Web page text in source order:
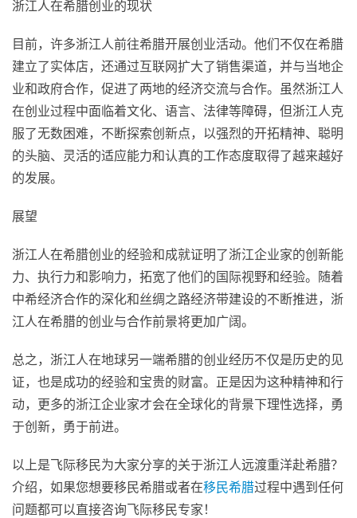
浙江人在希腊创业的现状
目前，许多浙江人前往希腊开展创业活动。他们不仅在希腊
建立了实体店，还通过互联网扩大了销售渠道，并与当地企
业和政府合作，促进了两地的经济交流与合作。虽然浙江人
在创业过程中面临着文化、语言、法律等障碍，但浙江人克
服了无数困难，不断探索创新点，以强烈的开拓精神、聪明
的头脑、灵活的适应能力和认真的工作态度取得了越来越好
的发展。
展望
浙江人在希腊创业的经验和成就证明了浙江企业家的创新能
力、执行力和影响力，拓宽了他们的国际视野和经验。随着
中希经济合作的深化和丝绸之路经济带建设的不断推进，浙
江人在希腊的创业与合作前景将更加广阔。
总之，浙江人在地球另一端希腊的创业经历不仅是历史的见
证，也是成功的经验和宝贵的财富。正是因为这种精神和行
动，更多的浙江企业家才会在全球化的背景下理性选择，勇
于创新，勇于前进。
以上是飞际移民为大家分享的关于浙江人远渡重洋赴希腊？
介绍，如果您想要移民希腊或者在移民希腊过程中遇到任何
问题都可以直接咨询飞际移民专家！